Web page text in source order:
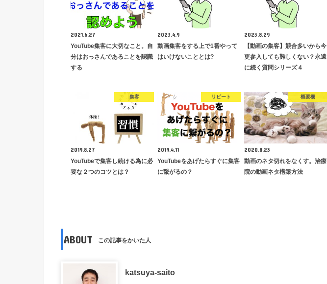
2021.6.27
YouTube集客に大切なこと。自
分はおっさんであることを認識
する
2023.4.9
動画集客をする上で1番やって
はいけないこととは?
2023.8.29
【動画の集客】競合多いから今
更参入しても難しくない？永遠
に続く質問シリーズ４
集客
2019.8.27
YouTubeで集客し続ける為に必
要な２つのコツとは？
リピート
2019.4.11
YouTubeをあげたらすぐに集客
に繋がるの？
概要欄
2020.8.23
動画のネタ切れをなくす。治療
院の動画ネタ構築方法
ABOUT この記事をかいた人
katsuya-saito